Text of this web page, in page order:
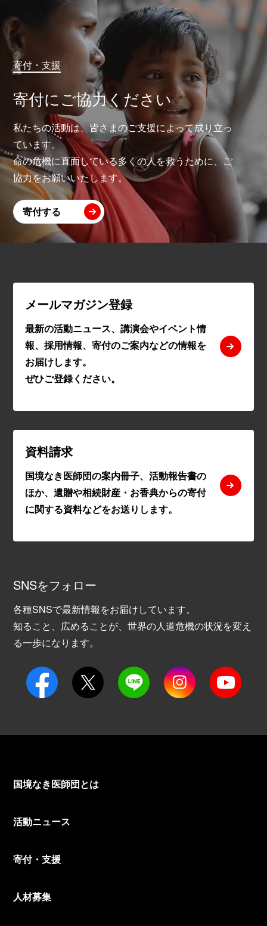
寄付・支援
寄付にご協力ください
私たちの活動は、皆さまのご支援によって成り立っ
ています。
命の危機に直面している多くの人を救うために、ご
協力をお願いいたします。
寄付する
メールマガジン登録
最新の活動ニュース、講演会やイベント情
報、採用情報、寄付のご案内などの情報を
お届けします。
ぜひご登録ください。
資料請求
国境なき医師団の案内冊子、活動報告書の
ほか、遺贈や相続財産・お香典からの寄付
に関する資料などをお送りします。
SNSをフォロー
各種SNSで最新情報をお届けしています。
知ること、広めることが、世界の人道危機の状況を変え
る一歩になります。
国境なき医師団とは
活動ニュース
寄付・支援
人材募集